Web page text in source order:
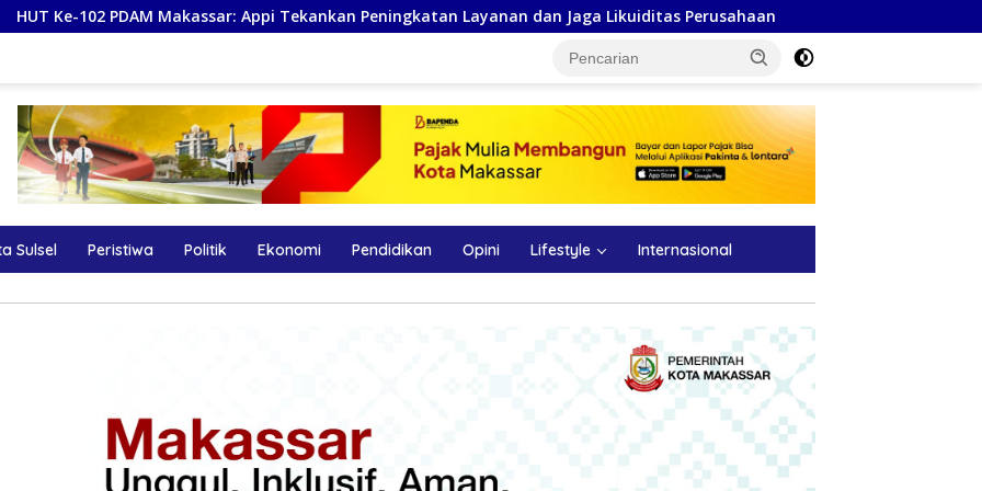
Appi Tekankan Peningkatan Layanan dan Jaga Likuiditas Perusahaan Progres Signifikan MYP Sulsel: 49 Ruas
Sulsel Peristiwa Politik Ekonomi Pendidikan Opini Lifestyle Internasional